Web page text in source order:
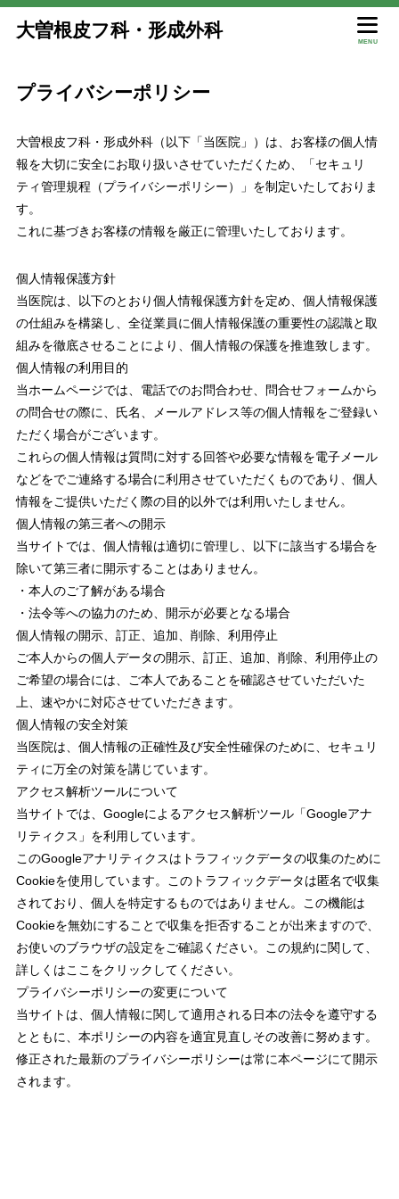
大曽根皮フ科・形成外科
MENU
プライバシーポリシー
大曽根皮フ科・形成外科（以下「当医院」）は、お客様の個人情
報を大切に安全にお取り扱いさせていただくため、「セキュリ
ティ管理規程（プライバシーポリシー）」を制定いたしておりま
す。
これに基づきお客様の情報を厳正に管理いたしております。
個人情報保護方針
当医院は、以下のとおり個人情報保護方針を定め、個人情報保護
の仕組みを構築し、全従業員に個人情報保護の重要性の認識と取
組みを徹底させることにより、個人情報の保護を推進致します。
個人情報の利用目的
当ホームページでは、電話でのお問合わせ、問合せフォームから
の問合せの際に、氏名、メールアドレス等の個人情報をご登録い
ただく場合がございます。
これらの個人情報は質問に対する回答や必要な情報を電子メール
などをでご連絡する場合に利用させていただくものであり、個人
情報をご提供いただく際の目的以外では利用いたしません。
個人情報の第三者への開示
当サイトでは、個人情報は適切に管理し、以下に該当する場合を
除いて第三者に開示することはありません。
・本人のご了解がある場合
・法令等への協力のため、開示が必要となる場合
個人情報の開示、訂正、追加、削除、利用停止
ご本人からの個人データの開示、訂正、追加、削除、利用停止の
ご希望の場合には、ご本人であることを確認させていただいた
上、速やかに対応させていただきます。
個人情報の安全対策
当医院は、個人情報の正確性及び安全性確保のために、セキュリ
ティに万全の対策を講じています。
アクセス解析ツールについて
当サイトでは、Googleによるアクセス解析ツール「Googleアナ
リティクス」を利用しています。
このGoogleアナリティクスはトラフィックデータの収集のために
Cookieを使用しています。このトラフィックデータは匿名で収集
されており、個人を特定するものではありません。この機能は
Cookieを無効にすることで収集を拒否することが出来ますので、
お使いのブラウザの設定をご確認ください。この規約に関して、
詳しくはここをクリックしてください。
プライバシーポリシーの変更について
当サイトは、個人情報に関して適用される日本の法令を遵守する
とともに、本ポリシーの内容を適宜見直しその改善に努めます。
修正された最新のプライバシーポリシーは常に本ページにて開示
されます。